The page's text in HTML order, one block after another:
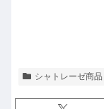
シャトレーゼ商品